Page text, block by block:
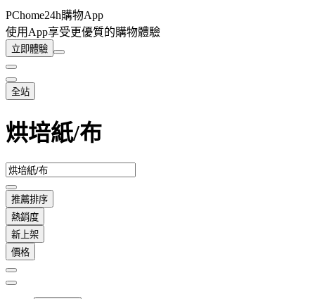
PChome24h購物App
使用App享受更優質的購物體驗
立即體驗
全站
烘培紙/布
推薦排序
熱銷度
新上架
價格